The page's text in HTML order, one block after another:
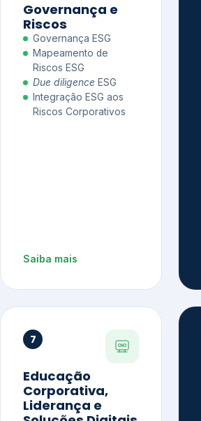
Governança e
Riscos
Governança ESG
Mapeamento de
Riscos ESG
Due diligence ESG
Integração ESG aos
Riscos Corporativos
Saiba mais
7
Educação
Corporativa,
Liderança e